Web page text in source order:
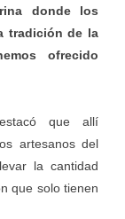
donde los
tradición de la
ofrecido
que allí
artesanos del
la cantidad
que solo tienen